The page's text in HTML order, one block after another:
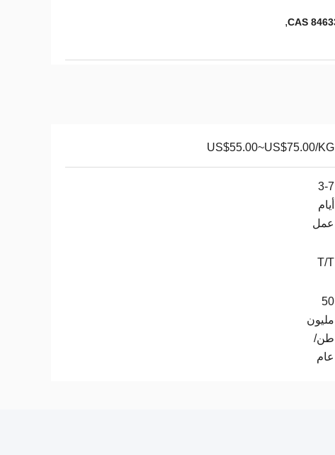
,
US$55.00~US$75.00/KG
3-7
أيام
عمل
T/T
50
مليون
طن/
عام